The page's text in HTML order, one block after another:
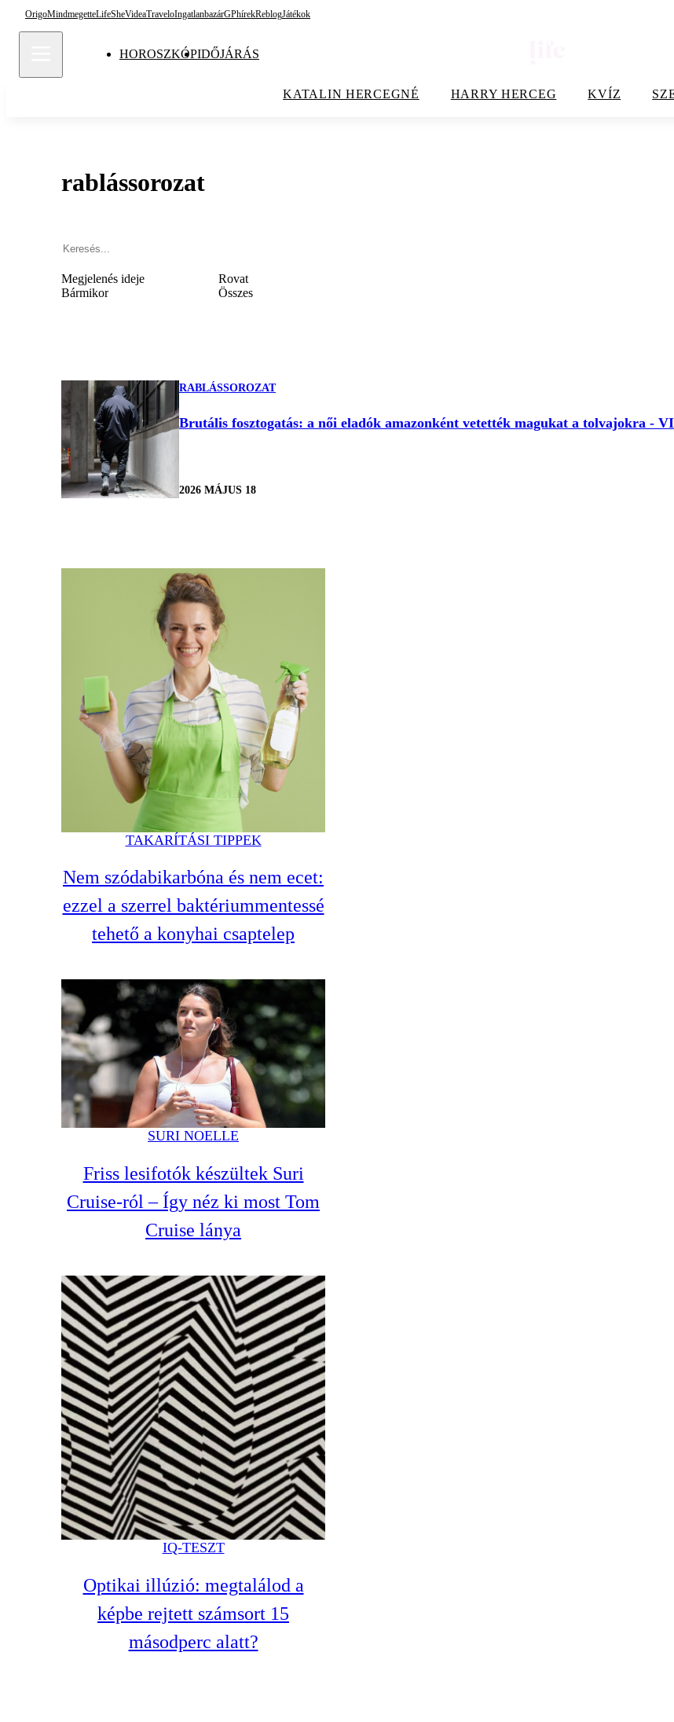
OrigoMindmegetteLifeSheVideaTraveloIngatlanbazárGPhírekReblogJátékok
HOROSZKÓPIDŐJÁRÁS
KATALIN HERCEGNÉ HARRY HERCEG KVÍZ
rablássorozat
Megjelenés ideje
Bármikor
Rovat
Összes
RABLÁSSOROZAT
Brutális fosztogatás: a női eladók amazonként vetették magukat a tolvajokra -
2026 MÁJUS 18
TAKARÍTÁSI TIPPEK
Nem szódabikarbóna és nem ecet:
ezzel a szerrel baktériummentessé
tehető a konyhai csaptelep
SURI NOELLE
Friss lesifotók készültek Suri
Cruise-ról – Így néz ki most Tom
Cruise lánya
IQ-TESZT
Optikai illúzió: megtalálod a
képbe rejtett számsort 15
másodperc alatt?